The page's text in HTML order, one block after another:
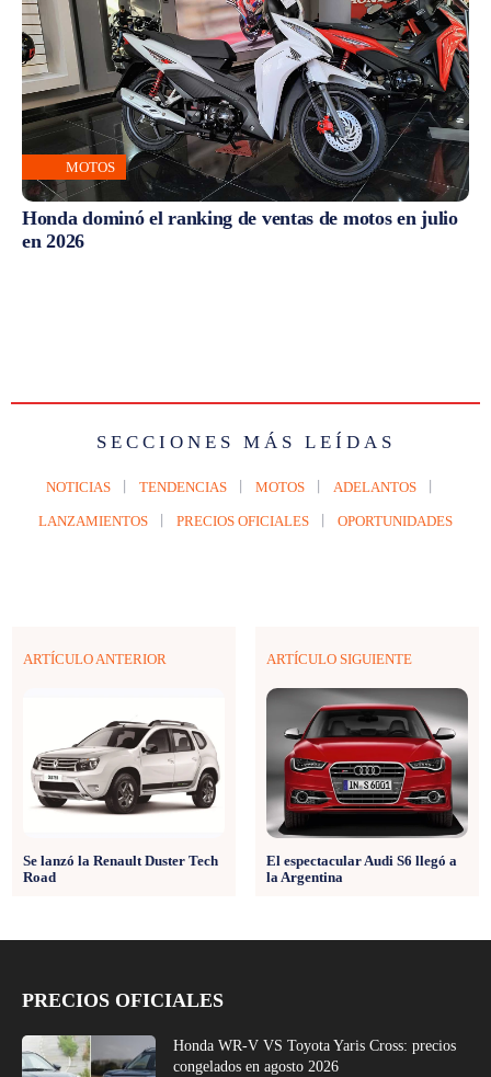
MOTOS
Honda dominó el ranking de ventas de motos en julio
en 2026
SECCIONES MÁS LEÍDAS
NOTICIAS TENDENCIAS MOTOS ADELANTOS
LANZAMIENTOS PRECIOS OFICIALES OPORTUNIDADES
ARTÍCULO ANTERIOR
Se lanzó la Renault Duster Tech
Road
ARTÍCULO SIGUIENTE
El espectacular Audi S6 llegó a
la Argentina
PRECIOS OFICIALES
Honda WR-V VS Toyota Yaris Cross: precios
congelados en agosto 2026